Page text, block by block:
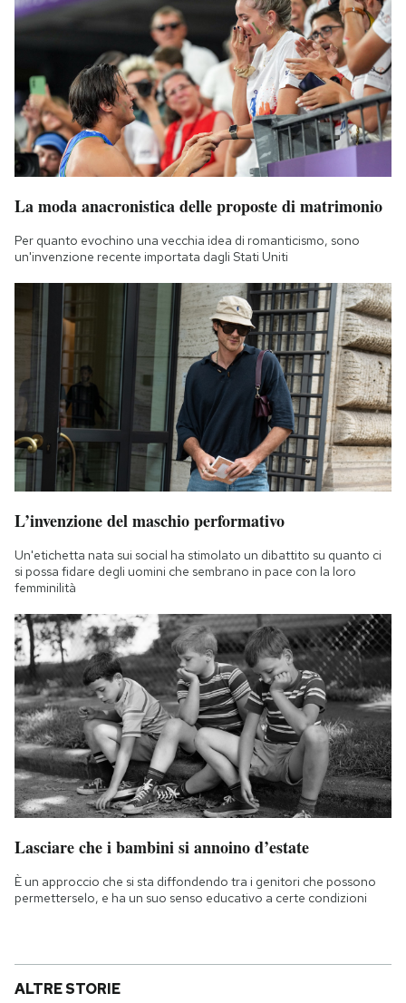
La moda anacronistica delle proposte di matrimonio
Per quanto evochino una vecchia idea di romanticismo, sono
un'invenzione recente importata dagli Stati Uniti
L’invenzione del maschio performativo
Un'etichetta nata sui social ha stimolato un dibattito su quanto ci
si possa fidare degli uomini che sembrano in pace con la loro
femminilità
Lasciare che i bambini si annoino d’estate
È un approccio che si sta diffondendo tra i genitori che possono
permetterselo, e ha un suo senso educativo a certe condizioni
ALTRE STORIE